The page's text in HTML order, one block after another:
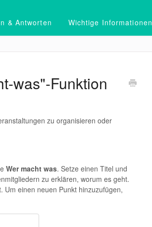
& Antworten Wichtige Informationen
was"-Funktion
zu organisieren oder
Wer macht was. Setze einen Titel und
zu erklären, worum es geht.
Um einen neuen Punkt hinzuzufügen,